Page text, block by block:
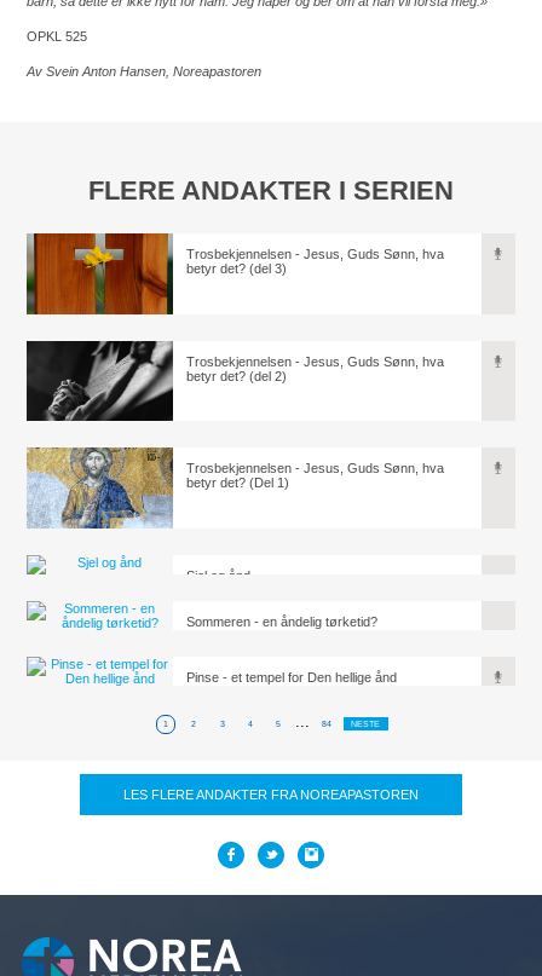
OPKL 525
Av Svein Anton Hansen, Noreapastoren
FLERE ANDAKTER I SERIEN
Trosbekjennelsen - Jesus, Guds Sønn, hva
betyr det? (del 3)
Trosbekjennelsen - Jesus, Guds Sønn, hva
betyr det? (del 2)
Trosbekjennelsen - Jesus, Guds Sønn, hva
betyr det? (Del 1)
Sjel og ånd
Sommeren - en åndelig tørketid?
Pinse - et tempel for Den hellige ånd
1 2 3 4 5 84 NESTE
LES FLERE ANDAKTER FRA NOREAPASTOREN